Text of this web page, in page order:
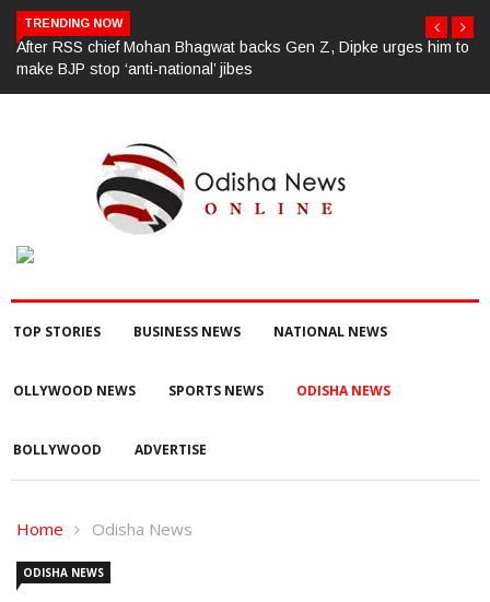
TRENDING NOW
ପୂର୍ବ ଶତ୍ରୁତାରୁ ବିଜେପି ନେତାଙ୍କ ହତ୍ୟା, ୩ ଅଭିଯୁକ୍ତଙ୍କୁ ବାନ୍ଧିଲା ପୋଲିସ
TOP STORIES BUSINESS NEWS NATIONAL NEWS
OLLYWOOD NEWS SPORTS NEWS ODISHA NEWS
BOLLYWOOD ADVERTISE
Home Odisha News
ODISHA NEWS